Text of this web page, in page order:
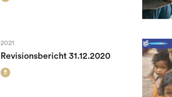
2021
Revisionsbericht 31.12.2020
